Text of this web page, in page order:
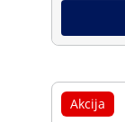
Akcija